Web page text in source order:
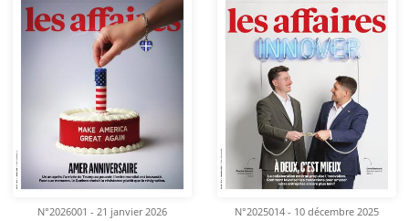
N°2026001 - 21 janvier 2026 N°2025014 - 10 décembre 2025